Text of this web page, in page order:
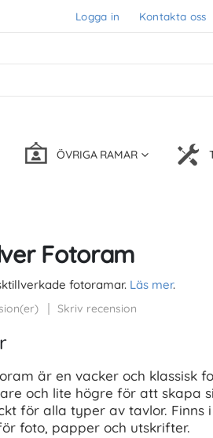
Logga in Kontakta oss
ÖVRIGA RAMAR
Fotoram
fotoramar. Läs mer.
Skriv recension
är en vacker och klassisk
och lite högre för att skapa
för alla typer av tavlor. Finns
foto, papper och utskrifter.